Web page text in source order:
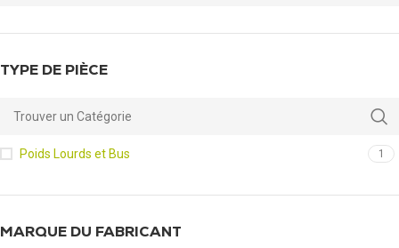
TYPE DE PIÈCE
Poids Lourds et Bus 1
MARQUE DU FABRICANT